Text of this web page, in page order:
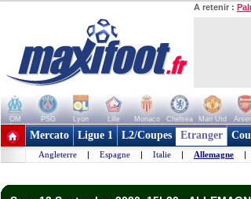
A retenir :
OM PSG Lyon Lille Monaco Chelsea Man Utd
+ de clubs
Mercato Ligue 1 L2/Coupes Etranger
Angleterre | Espagne | Italie | Allemagne |